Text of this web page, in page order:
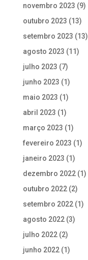
novembro 2023 (9)
outubro 2023 (13)
setembro 2023 (13)
agosto 2023 (11)
julho 2023 (7)
junho 2023 (1)
maio 2023 (1)
abril 2023 (1)
março 2023 (1)
fevereiro 2023 (1)
janeiro 2023 (1)
dezembro 2022(1)
outubro 2022(2)
setembro 2022(1)
agosto 2022(3)
julho 2022(2)
junho 2022(1)